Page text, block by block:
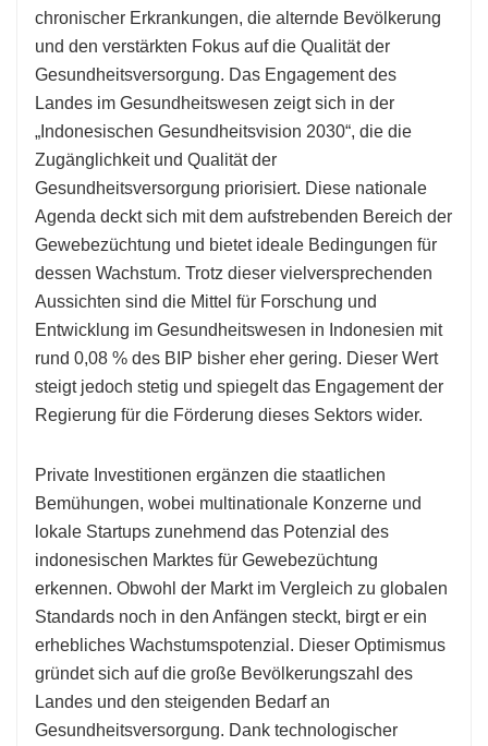
chronischer Erkrankungen, die alternde Bevölkerung
und den verstärkten Fokus auf die Qualität der
Gesundheitsversorgung. Das Engagement des
Landes im Gesundheitswesen zeigt sich in der
„Indonesischen Gesundheitsvision 2030“, die die
Zugänglichkeit und Qualität der
Gesundheitsversorgung priorisiert. Diese nationale
Agenda deckt sich mit dem aufstrebenden Bereich der
Gewebezüchtung und bietet ideale Bedingungen für
dessen Wachstum. Trotz dieser vielversprechenden
Aussichten sind die Mittel für Forschung und
Entwicklung im Gesundheitswesen in Indonesien mit
rund 0,08 % des BIP bisher eher gering. Dieser Wert
steigt jedoch stetig und spiegelt das Engagement der
Regierung für die Förderung dieses Sektors wider.
Private Investitionen ergänzen die staatlichen
Bemühungen, wobei multinationale Konzerne und
lokale Startups zunehmend das Potenzial des
indonesischen Marktes für Gewebezüchtung
erkennen. Obwohl der Markt im Vergleich zu globalen
Standards noch in den Anfängen steckt, birgt er ein
erhebliches Wachstumspotenzial. Dieser Optimismus
gründet sich auf die große Bevölkerungszahl des
Landes und den steigenden Bedarf an
Gesundheitsversorgung. Dank technologischer